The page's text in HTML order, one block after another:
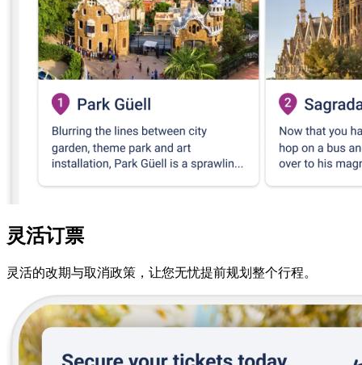
灵活订票
灵活的改期与取消政策，让您无忧提前规划整个行程。